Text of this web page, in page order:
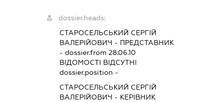
dossier.heads:
СТАРОСЕЛЬСЬКИЙ СЕРГІЙ
ВАЛЕРІЙОВИЧ - ПРЕДСТАВНИК
- dossier.from 28.06.10
ВІДОМОСТІ ВІДСУТНІ
dossier.position -
СТАРОСЕЛЬСЬКИЙ СЕРГІЙ
ВАЛЕРІЙОВИЧ - КЕРІВНИК